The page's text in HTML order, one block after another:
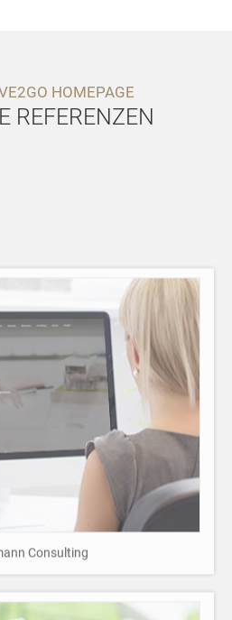
HOMEPAGE
REFERENZEN
Consulting